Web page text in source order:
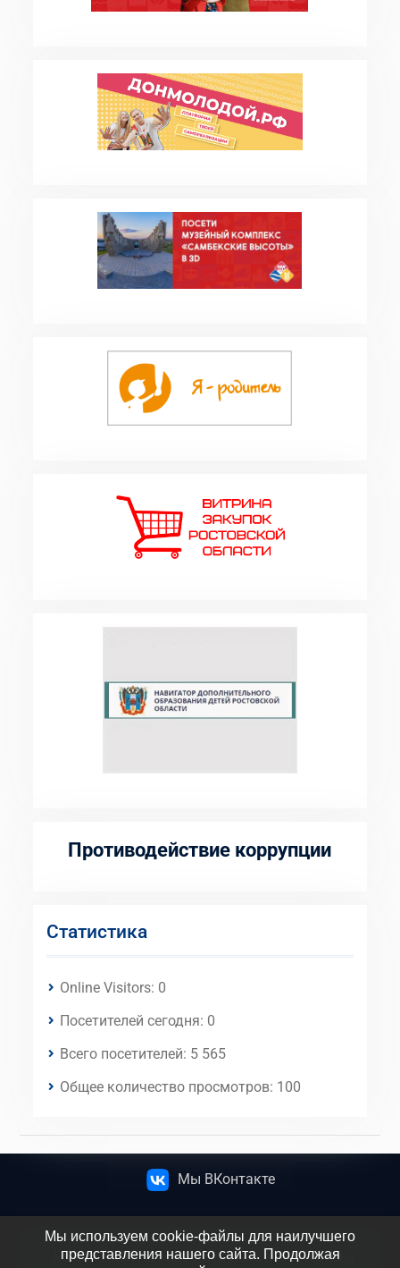
Противодействие коррупции
Статистика
Online Visitors: 0
Посетителей сегодня: 0
Всего посетителей: 5 565
Общее количество просмотров: 100
Мы ВКонтакте
МБОУ СОШ №5 имени атамана М.И. Платова
Мы используем cookie-файлы для наилучшего
представления нашего сайта. Продолжая